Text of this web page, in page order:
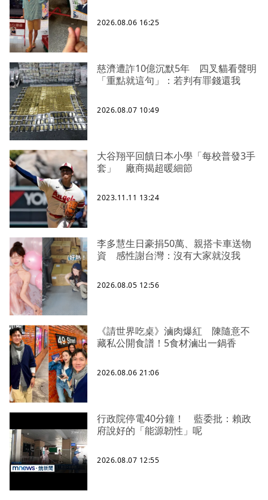
2026.08.06 16:25
慈濟遭詐10億沉默5年 四叉貓看聲明
「重點就這句」：若判有罪錢還我
2026.08.07 10:49
大谷翔平回饋日本小學「每校普發3手
套」 廠商揭超暖細節
2023.11.11 13:24
李多慧生日豪捐50萬、親搭卡車送物
資 感性謝台灣：沒有大家就沒我
2026.08.05 12:56
《請世界吃桌》滷肉爆紅 陳隨意不
藏私公開食譜！5食材滷出一鍋香
2026.08.06 21:06
行政院停電40分鐘！ 藍委批：賴政
府說好的「能源韌性」呢
2026.08.07 12:55